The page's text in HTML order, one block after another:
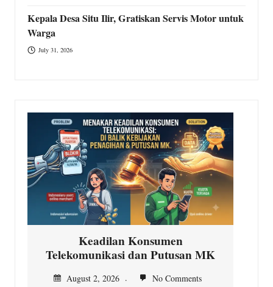
Kepala Desa Situ Ilir, Gratiskan Servis Motor untuk
Warga
July 31, 2026
Keadilan Konsumen
Telekomunikasi dan Putusan MK
August 2, 2026 No Comments